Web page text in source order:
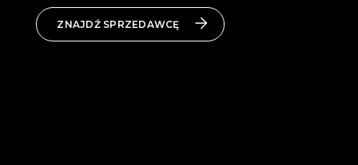
ZNAJDŹ SPRZEDAWCĘ